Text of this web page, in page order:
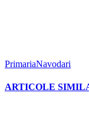
PrimariaNavodari
ARTICOLE